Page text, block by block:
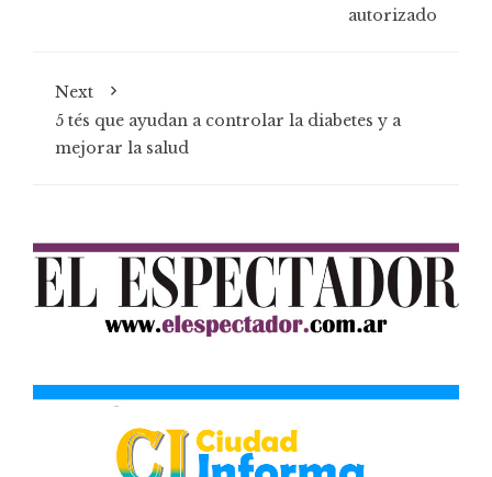
autorizado
Next
5 tés que ayudan a controlar la diabetes y a
mejorar la salud